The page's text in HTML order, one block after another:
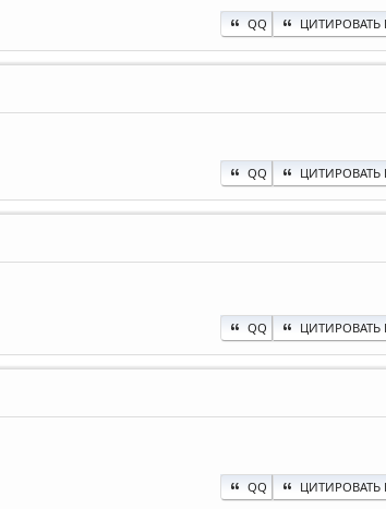
QQ ЦИТИРОВАТЬ
QQ ЦИТИРОВАТЬ
QQ ЦИТИРОВАТЬ
QQ ЦИТИРОВАТЬ